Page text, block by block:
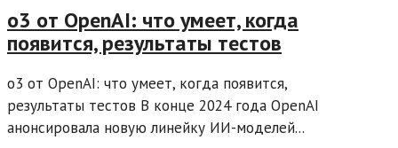
o3 от OpenAI: что умеет, когда
появится, результаты тестов
o3 от OpenAI: что умеет, когда появится,
результаты тестов В конце 2024 года OpenAI
анонсировала новую линейку ИИ-моделей...